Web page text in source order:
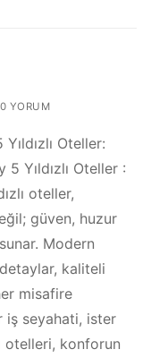
0 YORUM
Oteller:
5 Yıldızlı Oteller :
oteller,
güven, huzur
Modern
kaliteli
misafire
iş seyahati, ister
otelleri, konforun